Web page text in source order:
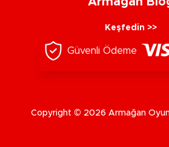
Keşfedin >>
Güvenli Ödeme
Copyright © 2026 Armağan